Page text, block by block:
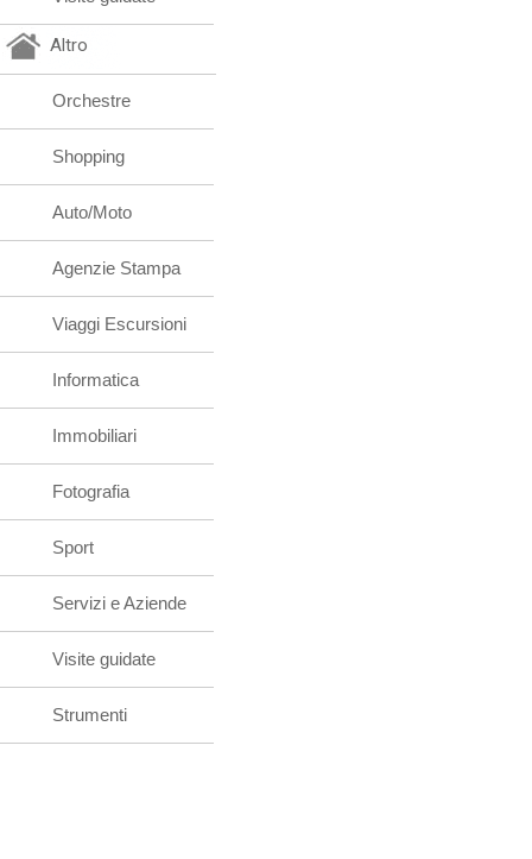
Altro
Orchestre
Shopping
Auto/Moto
Agenzie Stampa
Viaggi Escursioni
Informatica
Immobiliari
Fotografia
Sport
Servizi e Aziende
Visite guidate
Strumenti